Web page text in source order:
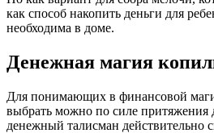
как способ накопить деньги для
необходима в доме.
Денежная магия
Для понимающих в финансовой
выбрать можно по силе притяжения
денежный талисман действительно